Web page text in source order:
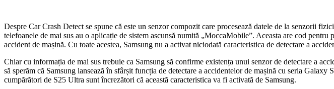
Despre Car Crash Detect se spune că este un senzor compozit care procesează datele de la senzorii
telefoanele de mai sus au o aplicație de sistem ascunsă numită „MoccaMobile”. Aceasta are cod pentru
accident de mașină. Cu toate acestea, Samsung nu a activat niciodată caracteristica de detectare a
Chiar cu informația de mai sus trebuie ca Samsung să confirme existența unui senzor de detectare a
să sperăm că Samsung lansează în sfârșit funcția de detectare a accidentelor de mașină cu seria
cumpărători de S25 Ultra sunt încrezători că această caracteristica va fi activată de Samsung.